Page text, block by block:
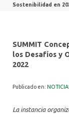
ALUMNI
Sostenibilidad en
SUMMIT
los Desafíos y
2022
Publicado en:
La instancia